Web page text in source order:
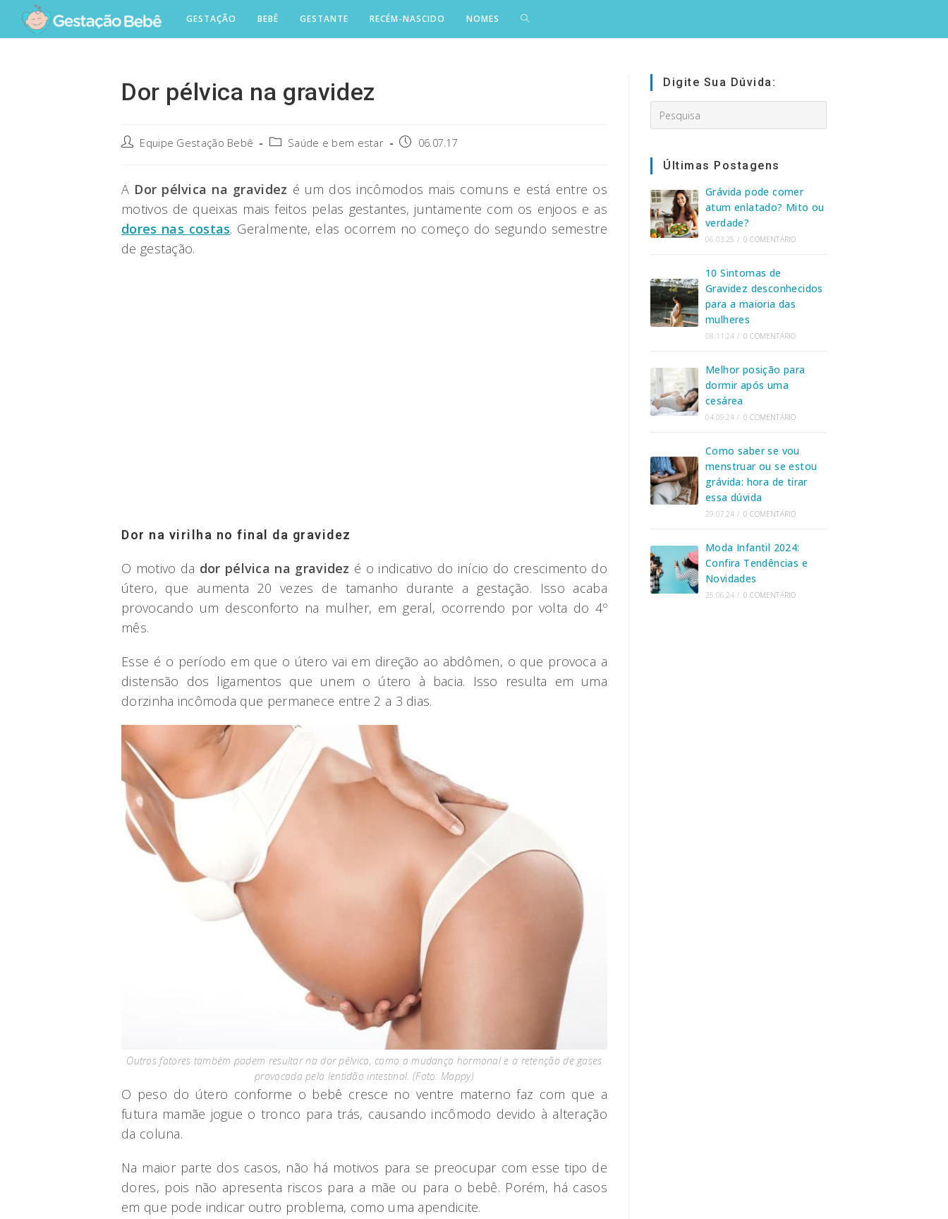
content
GESTAÇÃO BEBÊ GESTANTE RECÉM-NASCIDO NOMES
Dor pélvica na gravidez
PostEquipe Gestação Bebê
PostSaúde e bem estar
Post06.07.17
A Dor pélvica na gravidez é um dos incômodos mais comuns e está entre os
motivos de queixas mais feitos pelas gestantes, juntamente com os enjoos e as
dores nas costas. Geralmente, elas ocorrem no começo do segundo semestre
de gestação.
Dor na virilha no final da gravidez
O motivo da dor pélvica na gravidez é o indicativo do início do crescimento do
útero, que aumenta 20 vezes de tamanho durante a gestação. Isso acaba
provocando um desconforto na mulher, em geral, ocorrendo por volta do 4º
mês.
Esse é o período em que o útero vai em direção ao abdômen, o que provoca a
distensão dos ligamentos que unem o útero à bacia. Isso resulta em uma
dorzinha incômoda que permanece entre 2 a 3 dias.
Outros fatores também podem resultar na dor pélvica, como a mudança hormonal e a retenção de gases
provocada pela lentidão intestinal. (Foto: Mappy)
O peso do útero conforme o bebê cresce no ventre materno faz com que a
futura mamãe jogue o tronco para trás, causando incômodo devido à alteração
da coluna.
Na maior parte dos casos, não há motivos para se preocupar com esse tipo de
dores, pois não apresenta riscos para a mãe ou para o bebê. Porém, há casos
em que pode indicar outro problema, como uma apendicite.
Digite Sua Dúvida:
this
Últimas Postagens
Grávida pode comer
atum enlatado? Mito ou
verdade?
06.03.25 / 0 COMENTÁRIO
10 Sintomas de
Gravidez desconhecidos
para a maioria das
mulheres
08.11.24 / 0 COMENTÁRIO
Melhor posição para
dormir após uma
cesárea
04.09.24 / 0 COMENTÁRIO
Como saber se vou
menstruar ou se estou
grávida: hora de tirar
essa dúvida
29.07.24 / 0 COMENTÁRIO
Moda Infantil 2024:
Confira Tendências e
Novidades
25.06.24 / 0 COMENTÁRIO